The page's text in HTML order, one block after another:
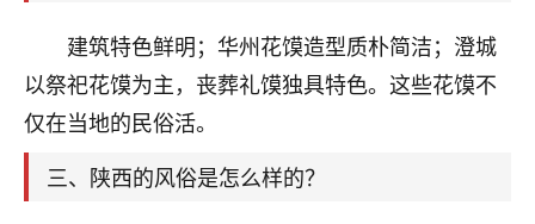
建筑特色鲜明；华州花馍造型质朴简洁；澄城
以祭祀花馍为主，丧葬礼馍独具特色。这些花馍不
仅在当地的民俗活。
三、陕西的风俗是怎么样的？
平安是福：我也是每年找老师化太岁，看年
卦，认识老师3年了，都是缘分啊！
17分钟前 来自湖北
心若莲花